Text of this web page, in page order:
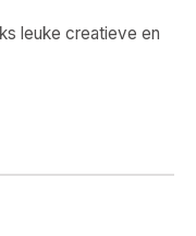
leuke creatieve en